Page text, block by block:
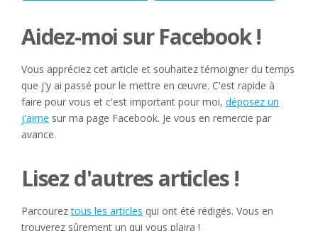
Aidez-moi sur Facebook !
Vous appréciez cet article et souhaitez témoigner du temps
que j'y ai passé pour le mettre en œuvre. C'est rapide à
faire pour vous et c'est important pour moi, déposez un
j'aime sur ma page Facebook. Je vous en remercie par
avance.
Lisez d'autres articles !
Parcoureztous les articles qui ont été rédigés. Vous en
trouverez sûrement un qui vous plaira !